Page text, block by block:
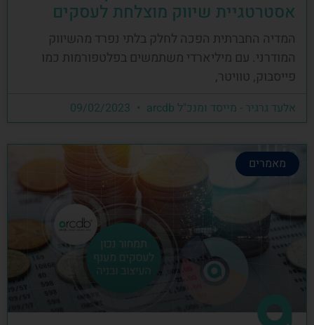
אסטרטגיית שיווק מוצלחת לעסקים
המדיה החברתית הפכה לחלק בלתי נפרד מהשיווק
המודרני. עם מיליארדי משתמשים בפלטפורמות כמו
פייסבוק, טוויטר,
אלעד גרגיר - מייסד ומנכ"ל arcdb
מאמרים